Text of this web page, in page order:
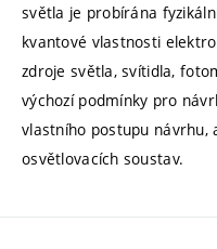
světla je probírána
kvantové vlastnosti
zdroje světla, svítidla,
výchozí podmínky pro
vlastního postupu návrhu,
osvětlovacích soustav.